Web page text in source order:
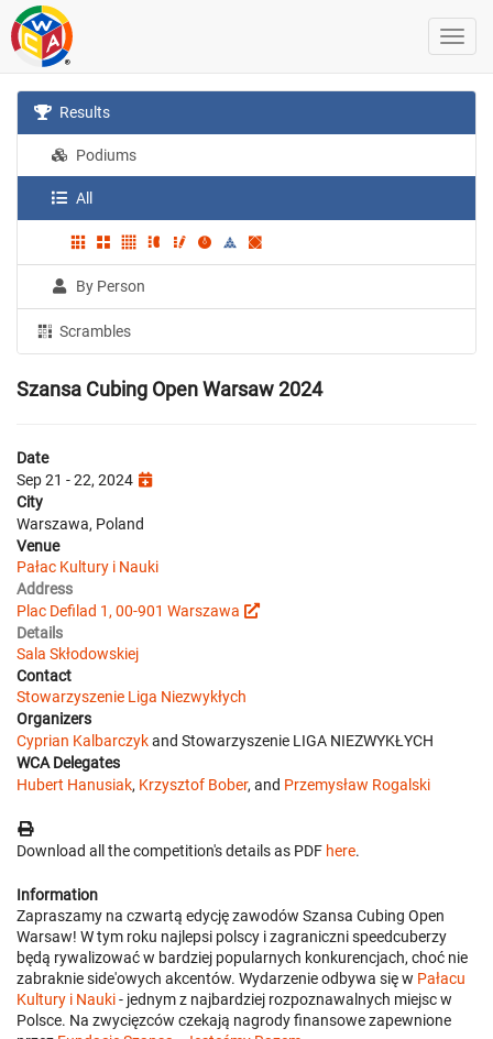
Results
Podiums
All
By Person
Scrambles
Szansa Cubing Open Warsaw 2024
Date
Sep 21 - 22, 2024
City
Warszawa, Poland
Venue
Pałac Kultury i Nauki
Address
Plac Defilad 1, 00-901 Warszawa
Details
Sala Skłodowskiej
Contact
Stowarzyszenie Liga Niezwykłych
Organizers
Cyprian Kalbarczykand Stowarzyszenie LIGA NIEZWYKŁYCH
WCA Delegates
Hubert Hanusiak, Krzysztof Bober, and Przemysław Rogalski
Download all the competition's details as PDF here.
Information
Zapraszamy na czwartą edycję zawodów Szansa Cubing Open
Warsaw! W tym roku najlepsi polscy i zagraniczni speedcuberzy
będą rywalizować w bardziej popularnych konkurencjach, choć nie
zabraknie side'owych akcentów. Wydarzenie odbywa się w Pałacu
Kultury i Nauki- jednym z najbardziej rozpoznawalnych miejsc w
Polsce. Na zwycięzców czekają nagrody finansowe zapewnione